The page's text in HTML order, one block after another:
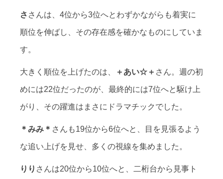
さ さんは、4位から3位へとわずかながらも着実に
順位を伸ばし、その存在感を確かなものにしていま
す。
大きく順位を上げたのは、 ＋あい☆＋ さん。週の初
めには22位だったのが、最終的には7位へと駆け上
がり、その躍進はまさにドラマチックでした。
＊みみ＊ さんも19位から6位へと、目を見張るよう
な追い上げを見せ、多くの視線を集めました。
りり さんは20位から10位へと、二桁台から見事ト